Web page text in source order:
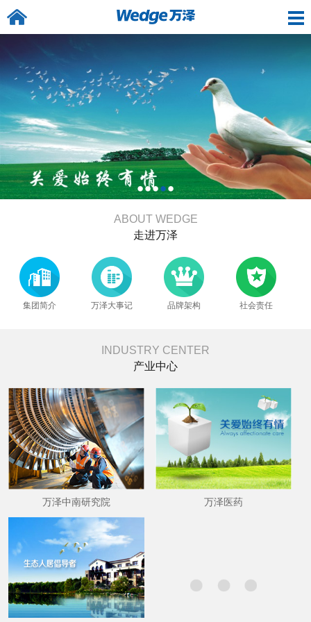
ABOUT WEDGE
走进万泽
集团简介 万泽大事记 品牌架构 社会责任
INDUSTRY CENTER
产业中心
万泽中南研究院 万泽医药